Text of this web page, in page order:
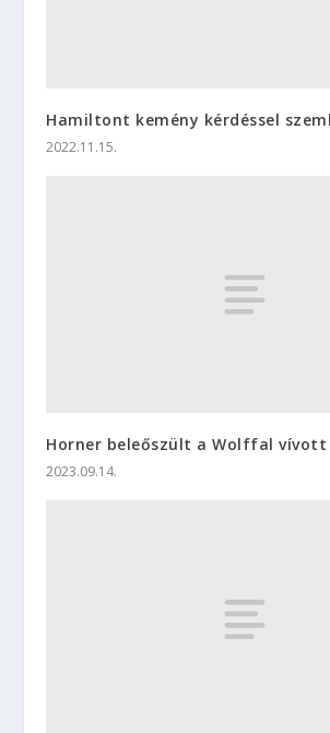
Hamiltont kemény kérdéssel
2022.11.15.
Horner beleőszült a Wolffal vívott
2023.09.14.